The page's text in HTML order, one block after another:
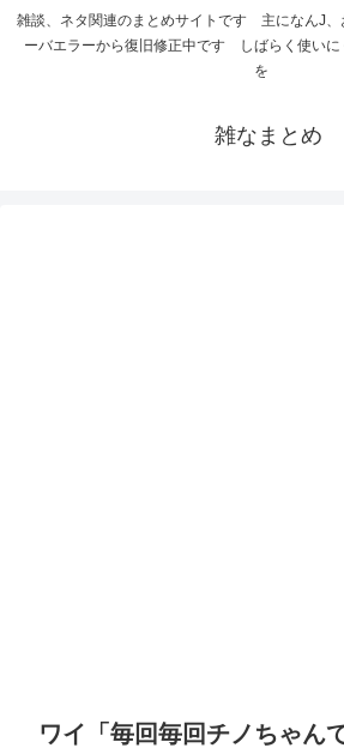
雑談、ネタ関連のまとめサイトです 主になんJ、
ーバエラーから復旧修正中です しばらく使いに
を
雑なまとめ
ワイ「毎回毎回チノちゃん